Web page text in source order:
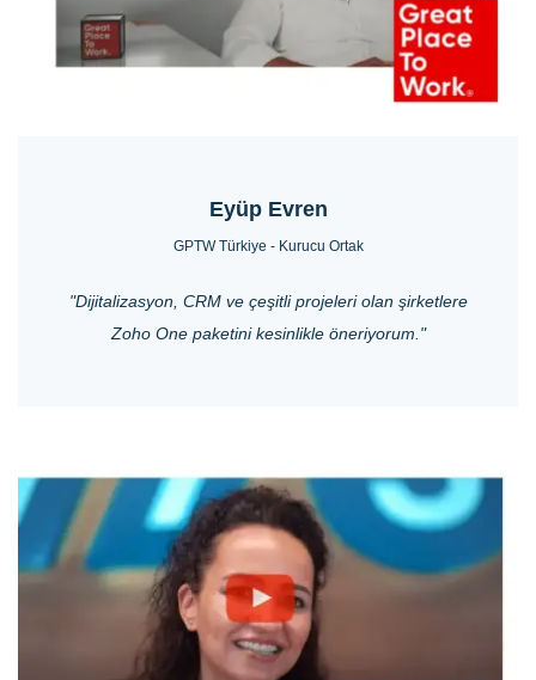
Eyüp Evren
GPTW Türkiye - Kurucu Ortak
"Dijitalizasyon, CRM ve çeşitli projeleri olan şirketlere
Zoho One paketini kesinlikle öneriyorum."